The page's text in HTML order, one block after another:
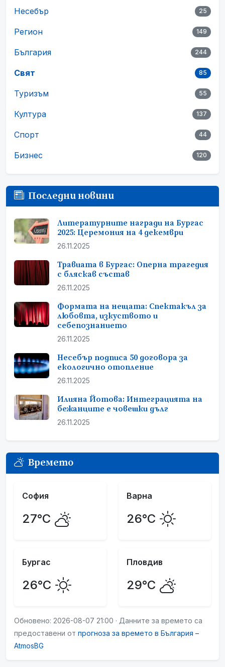
Несебър 25
Регион 149
България 244
Свят 85
Туризъм 55
Култура 137
Спорт 44
Бизнес 120
Последни новини
Литературните награди на Бургас
2025: Церемония на 4 декември
26.11.2025
Травиата в Бургас: Оперна трагедия
с бляскав състав
26.11.2025
Формата на нещата: Спектакъл за
любовта, изкуството и
себепознанието
26.11.2025
Несебър подписа 50 договора за
екологично отопление
26.11.2025
Илияна Йотова: Интеграцията на
бежанците е човешки дълг
26.11.2025
Времето
София
27°C
Варна
26°C
Бургас
26°C
Пловдив
29°C
Обновено: 2026-08-07 21:00 · Данните за времето са
предоставени от прогноза за времето в България –
AtmosBG